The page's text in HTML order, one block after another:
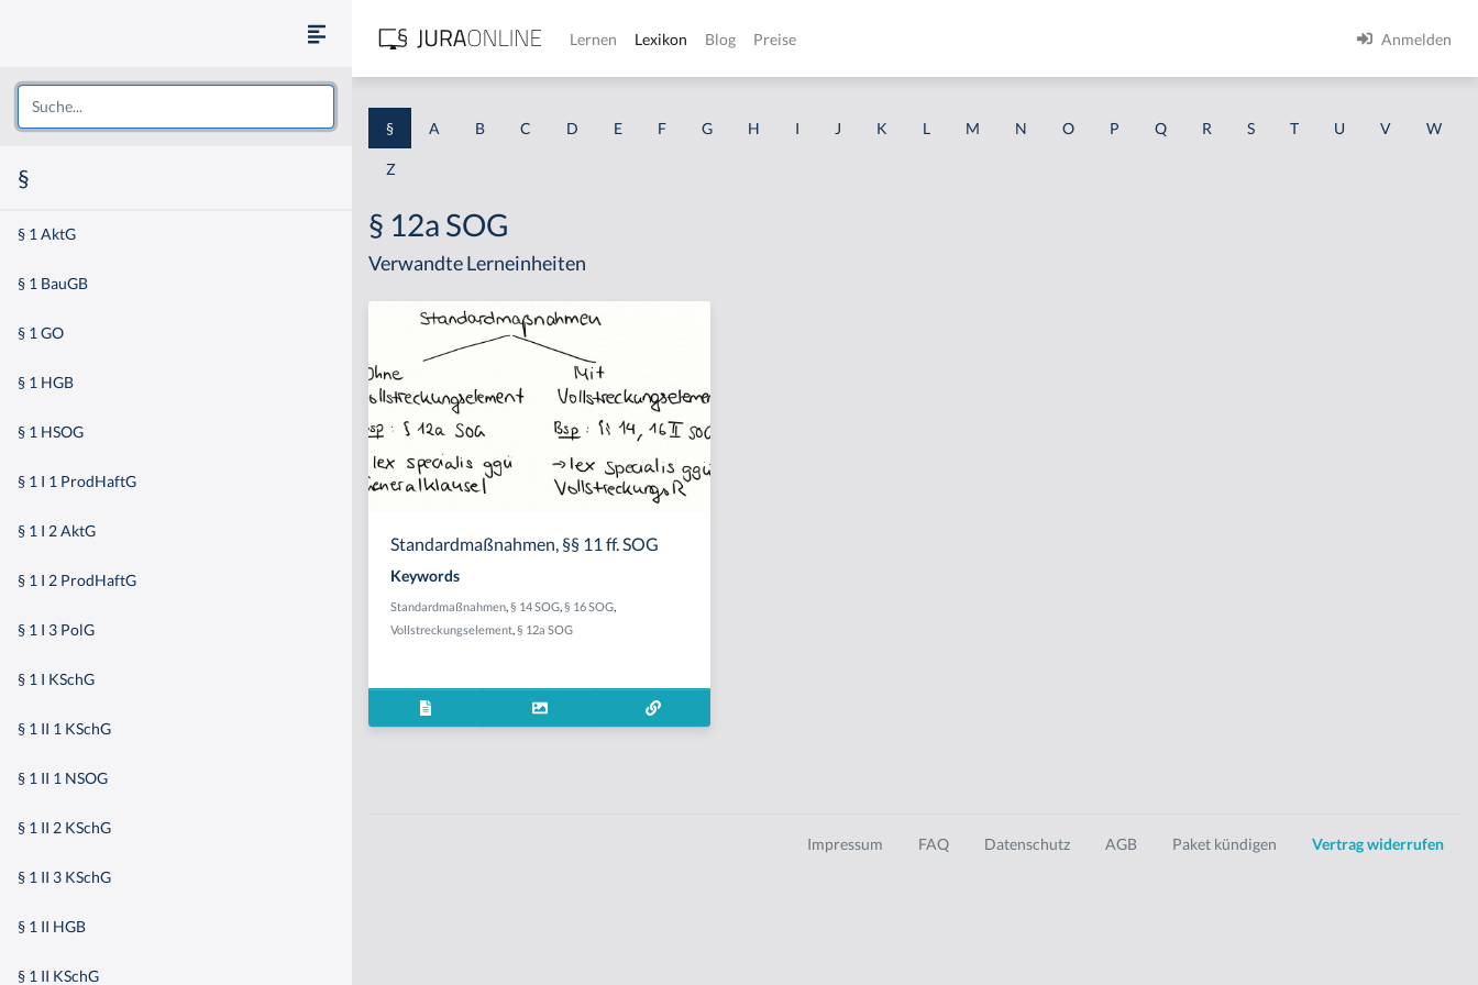
§
§ 1 AktG
§ 1 BauGB
§ 1 GO
§ 1 HGB
§ 1 HSOG
§ 1 I 1 ProdHaftG
§ 1 I 2 AktG
§ 1 I 2 ProdHaftG
§ 1 I 3 PolG
§ 1 I KSchG
§ 1 II 1 KSchG
§ 1 II 1 NSOG
§ 1 II 2 KSchG
§ 1 II 3 KSchG
§ 1 II HGB
§ 1 II KSchG
Lernen Lexikon Blog Preise Anmelden
§ A B C D E F G H I J K L M N O P Q R S T U V W
Z
§ 12a SOG
Verwandte Lerneinheiten
Standardmaßnahmen, §§ 11 ff. SOG
Keywords
Standardmaßnahmen,§ 14 SOG,§ 16 SOG,
Vollstreckungselement,§ 12a SOG
Impressum FAQ Datenschutz AGB Paket kündigen Vertrag widerrufen